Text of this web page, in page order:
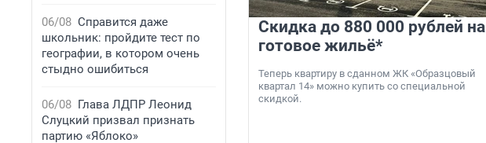
06/08 Справится даже
школьник: пройдите тест по
географии, в котором очень
стыдно ошибиться
06/08 Глава ЛДПР Леонид
Слуцкий призвал признать
партию «Яблоко»
Скидка до 880 000 рублей на
готовое жильё*
Теперь квартиру в сданном ЖК «Образцовый
квартал 14» можно купить со специальной
скидкой.